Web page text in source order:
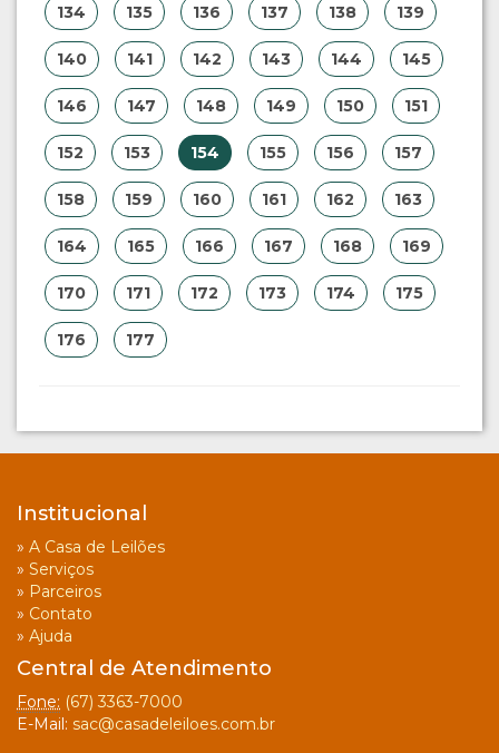
134 135 136 137 138 139
140 141 142 143 144 145
146 147 148 149 150 151
152 153 154 155 156 157
158 159 160 161 162 163
164 165 166 167 168 169
170 171 172 173 174 175
176 177
Institucional
» A Casa de Leilões
» Serviços
» Parceiros
» Contato
» Ajuda
Central de Atendimento
Fone: (67) 3363-7000
E-Mail: sac@casadeleiloes.com.br